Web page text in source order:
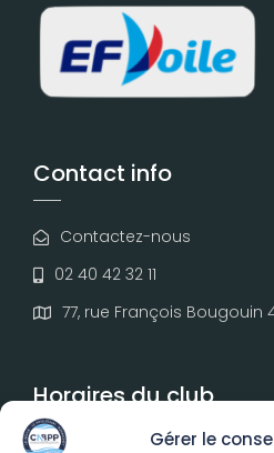
Gérer le
Contact info
Contactez-nous
02 40 42 32 11
77, rue François Bougouin
Horaires du club